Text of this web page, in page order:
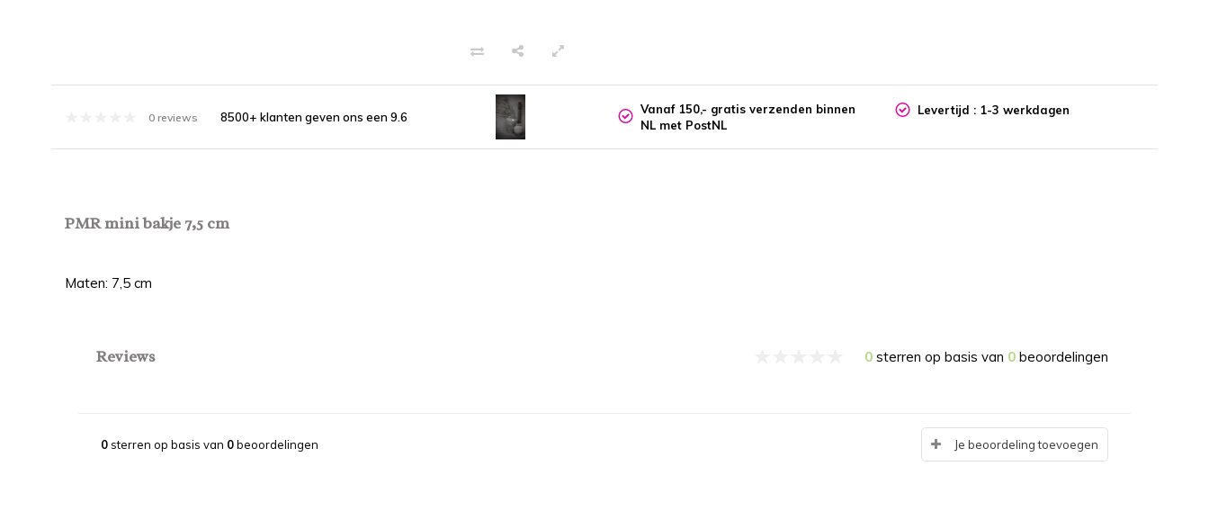
0 reviews 8500+ klanten geven ons een 9.6
Vanaf 150,- gratis verzenden binnen
NL met PostNL
Levertijd : 1-3 werkdagen
PMR mini bakje 7,5 cm
Maten: 7,5 cm
Reviews 0 sterren op basis van 0 beoordelingen
0sterren op basis van 0beoordelingen Je beoordeling toevoegen